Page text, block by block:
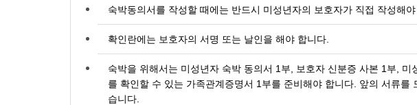
숙박동의서를 작성할 때에는 반드시 미성년자의 보호자가 직접 작성해야
확인란에는 보호자의 서명 또는 날인을 해야 합니다.
숙박을 위해서는 미성년자 숙박 동의서 1부, 보호자 신분증 사본 1부,
를 확인할 수 있는 가족관계증명서 1부를 준비해야 합니다. 앞의 서류를
습니다.